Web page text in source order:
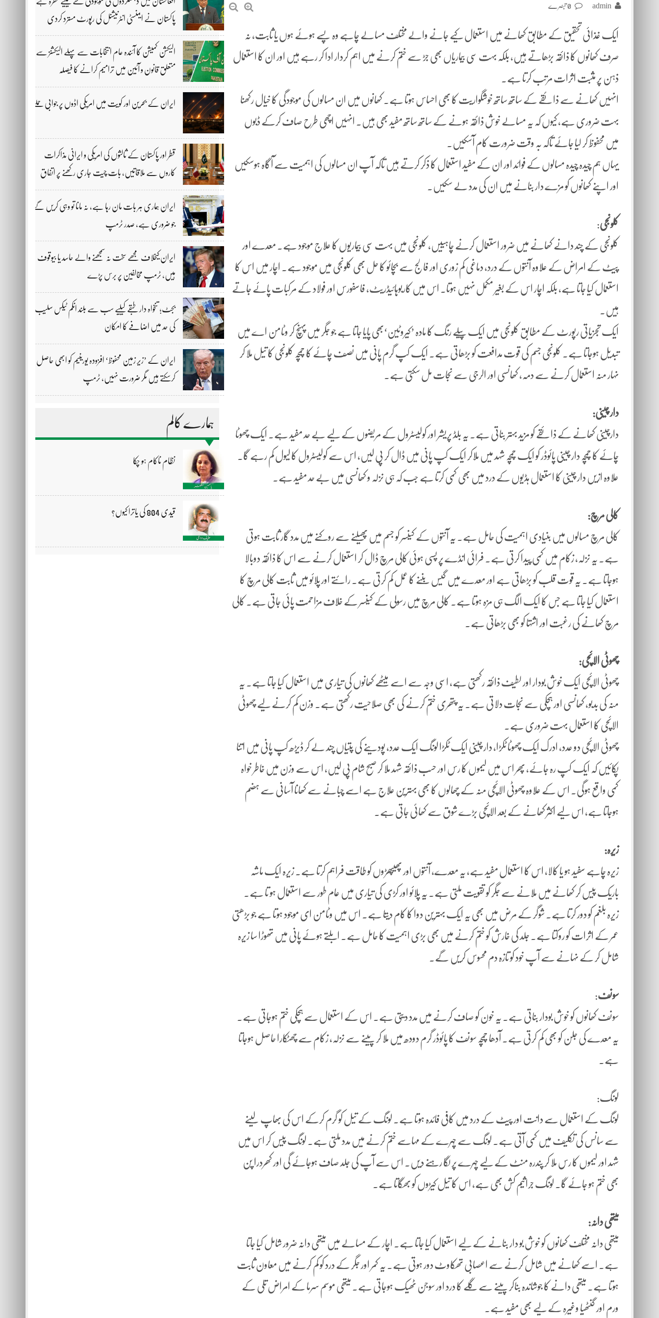
پاکستان نے ایمنسٹی انٹرنیشنل کی رپورٹ مسترد کردی
الیکشن کمیشن کا آئندہ عام انتخابات سے پہلے الیکشنز سے
متعلق قانون و آئین میں ترامیم کرانے کا فیصلہ
ایران کے بحرین اور کویت میں امریکی اڈوں پر جوابی حملے
قطر اور پاکستان کے ثالثوں کی امریکی و ایرانی مذاکرات
کاروں سے ملاقاتیں، بات چیت جاری رکھنے پر اتفاق
ایران ہماری ہر بات مان رہا ہے، نہ مانا تو وہی کریں گے
جو ضروری ہے، صدر ٹرمپ
ایران کیخلاف مجھے سخت نہ سمجھنے والے حاسد یا بیوقوف
ہیں، ٹرمپ مخالفین پر برس پڑے
بجٹ؛ تنخواہ دار طبقے کیلیے سب سے بلند انکم ٹیکس سلیب
کی حد میں اضافے کا امکان
ایران کے ’زیر زمین محفوظ‘ افزودہ یورینیم کو ابھی حاصل
کرسکتے ہیں مگر ضرورت نہیں، ٹرمپ
ہمارے کالم
نظام ناکام ہو چکا
قیدی 804 کی یاترا کیوں؟
admin
ایک غذائی تحقیق کے مطابق کھانے میں استعمال کیے جانے والے مختلف مسالے چاہے وہ پسے ہوئے ہوں یا ثابت، نہ
صرف کھانوں کا ذائقہ بڑھاتے ہیں، بلکہ بہت سی بیماریاں بھی جڑ سے ختم کرنے میں اہم کردار ادا کر رہے ہیں اور ان کا استعمال
ذہن پر مثبت اثرات مرتب کرتا ہے۔
انہیں کھانے سے ذائقے کے ساتھ ساتھ خوشگواریت کا بھی احساس ہوتا ہے۔ کھانوں میں ان مسالوں کی موجودگی کا خیال رکھنا
بہت ضروری ہے، کیوں کہ یہ مسالے خوش ذائقہ ہونے کے ساتھ ساتھ مفید بھی ہیں۔ انہیں اچھی طرح صاف کرکے ڈبوں
میں محفوظ کر لیا جائے تاکہ بہ وقت ضرورت کام آسکیں۔
یہاں ہم چیدہ چیدہ مسالوں کے فوائد اور ان کے مفید استعمال کا ذکر کرتے ہیں تاکہ آپ ان مسالوں کی اہمیت سے آگاہ ہوسکیں
اور اپنے کھانوں کو مزے دار بنانے میں ان کی مدد لے سکیں۔
کلونجی:
کلونجی کے چند دانے کھانے میں ضرور استعمال کرنے چاہییں، کلونجی میں بہت سی بیماریوں کا علاج موجود ہے۔ معدے اور
پیٹ کے امراض کے علاوہ آنتوں کے درد، دماغی کم زوری اور فالج سے بچائو کا حل بھی کلونجی میں موجود ہے۔ اچار میں اس کا
استعمال کیا جاتا ہے، بلکہ اچار اس کے بغیر مکمل نہیں ہوتا۔ اس میں کاربوہائیڈریٹ، فاسفورس اور فولاد کے مرکبات پائے جاتے
ہیں۔
ایک تجزیاتی رپورٹ کے مطابق کلونجی میں ایک پیلے رنگ کا مادہ ’کیروٹین‘بھی پایا جاتا ہے جو جگر میں پہنچ کر وٹامن اے میں
تبدیل ہوجاتا ہے۔ کلونجی جسم کی قوت مدافعت کو بڑھاتی ہے۔ ایک کپ گرم پانی میں نصف چائے کا چمچہ کلونجی کا تیل ملا کر
نہار منہ استعمال کرنے سے دمہ، کھانسی اور الرجی سے نجات مل سکتی ہے۔
دار چینی:
دارچینی کھانے کے ذائقے کو مزید بہتر بناتی ہے۔ یہ بلڈ پریشر اور کولیسٹرول کے مریضوں کے لیے بے حد مفید ہے۔ ایک چھوٹا
چائے کا چمچہ دار چینی پائوڈر کو ایک چمچہ شہد میں ملاکر ایک کپ پانی میں ڈال کر پی لیں، اس سے کولیسٹرول کا لیول کم رہے گا۔
علاوہ ازیں دار چینی کا استعمال ہڈیوں کے درد میں بھی کمی کرتا ہے جب کہ ہی نزلہ و کھانسی میں بے حد مفید ہے۔
کالی مرچ:
کالی مرچ مسالوں میں بنیادی اہمیت کی حامل ہے۔ یہ آنتوں کے کینسر کو جسم میں پھیلنے سے روکنے میں مدد گار ثابت ہوتی
ہے۔ یہ نزلہ، زکام میں کمی پیدا کرتی ہے۔ فرائی انڈے پر پسی ہوئی کالی مرچ ڈال کر استعمال کرنے سے اس کا ذائقہ دوبالا
ہوجاتا ہے۔ یہ قوت قلب کو بڑھاتی ہے اور معدے میں گیس بننے کا عمل کم کرتی ہے۔ رائتے اور پلائو میں ثابت کالی مرچ کا
استعمال کیا جاتا ہے جس کا ایک الگ ہی مزہ ہوتا ہے۔ کالی مرچ میں رسولی کے کینسر کے خلاف مزاحمت پائی جاتی ہے۔ کالی
مرچ کھانے کی رغبت اور اشتہا کو بھی بڑھاتی ہے۔
چھوٹی الائچی:
چھوٹی الائچی ایک خوش بودار اور لطیف ذائقہ رکھتی ہے، اسی وجہ سے اسے میٹھے کھانوں کی تیاری میں استعمال کیا جاتا ہے۔ یہ
منہ کی بدبو، کھانسی اور ہچکی سے نجات دلاتی ہے۔ یہ پتھری ختم کرنے کی بھی صلاحیت رکھتی ہے۔ وزن کم کرنے لیے چھوٹی
الائچی کا استعمال بہت ضروری ہے۔
چھوٹی الائچی دو عدد، ادرک ایک چھوٹا ٹکڑا، دار چینی ایک ٹکڑا لونگ ایک عدد، پودینے کی پتیاں چند لے کر ڈیڑھ کپ پانی میں اتنا
پکائیں کہ ایک کپ رہ جائے، پھر اس میں لیموں کا رس اور حسب ذائقہ شہد ملا کر صبح شام پی لیں، اس سے وزن میں خاطر خواہ
کمی واقع ہوگی۔ اس کے علاوہ چھوٹی الائچی منہ کے چھالوں کا بھی بہترین علاج ہے اسے چبانے سے کھانا آسانی سے ہضم
ہوجاتا ہے، اس لیے اکثر کھانے کے بعد الائچی بڑے شوق سے کھائی جاتی ہے۔
زیرہ:
زیرہ چاہے سفید ہو یا کالا، اس کا استعمال مفید ہے، یہ معدے، آنتوں اور پھیپھڑوں کو طاقت فراہم کرتا ہے۔ زیرہ ایک ماشہ
باریک پیس کر کھانے میں ملانے سے جگر کو تقویت ملتی ہے۔ یہ پلائو اور کڑی کی تیاری میں عام طور سے استعمال ہو تا ہے۔
زیرہ بلغم کو دور کرتا ہے۔ شوگر کے مرض میں بھی یہ ایک بہترین دوا کا کام دیتا ہے۔ اس میں وٹامن ای موجود ہوتا ہے جو بڑھتی
عمر کے اثرات کو روکتا ہے۔ جلد کی خارش کو ختم کرنے میں بھی بڑی اہمیت کا حامل ہے۔ ابلتے ہوئے پانی میں تھوڑا سا زیرہ
شامل کر کے نہانے سے آپ خود کو تازہ دم محسوس کریں گے۔
سونف:
سونف کھانوں کو خوش بودار بناتی ہے۔ یہ خون کو صاف کرنے میں مدد دیتی ہے۔ اس کے استعمال سے ہچکی ختم ہوجاتی ہے۔
یہ معدے کی جلن کو بھی کم کرتی ہے۔ آدھا چمچہ سونف کا پائوڈر گرم دودھ میں ملا کر پینے سے نزلہ، زکام سے چھٹکارا حاصل ہوجاتا
ہے۔
لونگ:
لونگ کے استعمال سے دانت اور پیٹ کے درد میں کافی فائدہ ہوتا ہے۔ لونگ کے تیل کو گرم کرکے اس کی بھاپ لینے
سے سانس کی تکلیف میں کمی آتی ہے۔ لونگ سے چہرے کے مہاسے ختم کرنے میں مدد ملتی ہے۔ لونگ پیس کر اس میں
شہد اور لیموں کا رس ملا کر پندرہ منٹ کے لیے چہرے پر لگا رہنے دیں۔ اس سے آپ کی جلد صاف ہوجائے گی اور کھردرا پن
بھی ختم ہو جائے گا۔ لونگ جراثیم کش بھی ہے، اس کا تیل کیڑوں کو بھگاتا ہے۔
میتھی دانہ:
میتھی دانہ مختلف کھانوں کو خوش بو دار بنانے کے لیے استعمال کیا جاتا ہے۔ اچار کے مسالے میں میتھی دانہ ضرور شامل کیا جاتا
ہے۔ اسے کھانے میں شامل کرنے سے اعصابی تھکاوٹ دور ہوتی ہے۔ یہ کمر اور جگر کے درد کو کم کرنے میں معاون ثابت
ہوتا ہے۔ میتھی دانے کا جوشاندہ بناکر پینے سے گلے کا درد اور سوجن ٹھیک ہوجاتی ہے۔ میتھی موسم سرما کے امراض تلی کے
ورم اور گنٹھیا وغیرہ کے لیے بھی مفید ہے۔